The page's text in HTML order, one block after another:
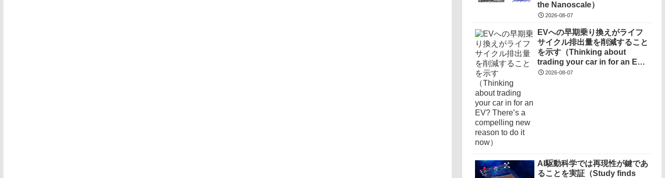
the Nanoscale）
2026-08-07
EVへの早期乗り換えがライフ
サイクル排出量を削減すること
を示す（Thinking about
trading your car in for an EV?
There’s a compelling new
2026-08-07
AI駆動科学では再現性が鍵であ
ることを実証（Study finds